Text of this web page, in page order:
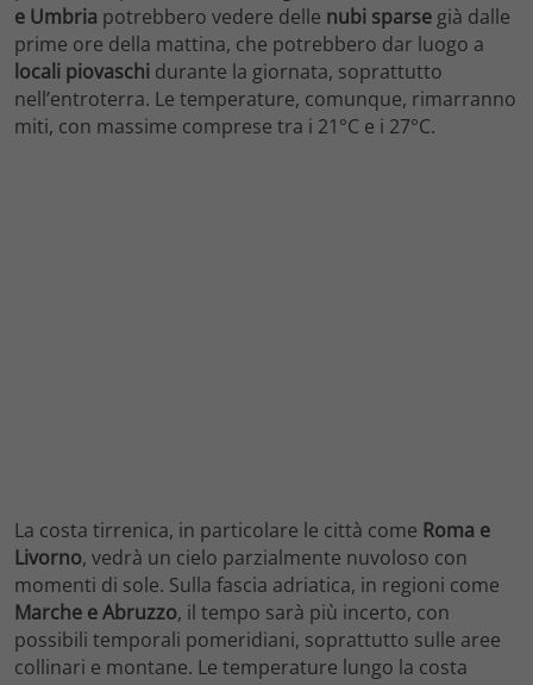
e Umbria potrebbero vedere delle nubi sparse già dalle
prime ore della mattina, che potrebbero dar luogo a
locali piovaschi durante la giornata, soprattutto
nell’entroterra. Le temperature, comunque, rimarranno
miti, con massime comprese tra i 21°C e i 27°C.
La costa tirrenica, in particolare le città come Roma e
Livorno, vedrà un cielo parzialmente nuvoloso con
momenti di sole. Sulla fascia adriatica, in regioni come
Marche e Abruzzo, il tempo sarà più incerto, con
possibili temporali pomeridiani, soprattutto sulle aree
collinari e montane. Le temperature lungo la costa